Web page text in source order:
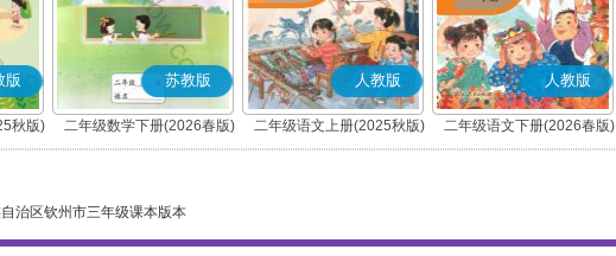
版
秋版)
苏教版
二年级数学下册(2026春版)
人教版
二年级语文上册(2025秋版)
(部编版)
人教版
二年级语文下册(2026春版)
(部编版)
治区钦州市三年级课本版本